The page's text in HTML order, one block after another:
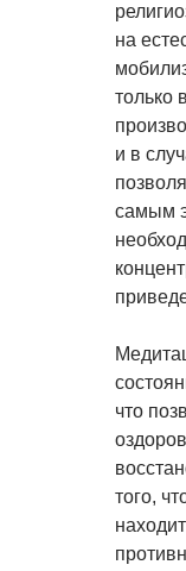
на
только
и в
самым
что
того,